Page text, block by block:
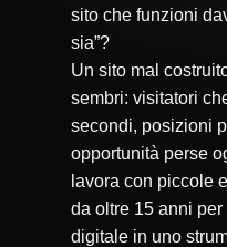
sito che funzioni
sia”?
Un sito mal
sembri: visitatori
secondi, posizioni
opportunità perse
lavora con piccole
da oltre 15 anni
digitale in uno